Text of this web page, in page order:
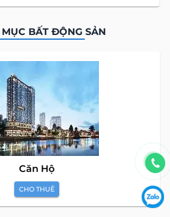
BẤT ĐỘNG SẢN
Căn Hộ
CHO THUÊ